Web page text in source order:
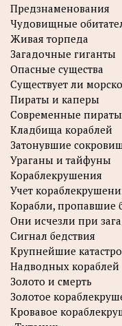
Предзнаменования
Чудовищные
Живая торпеда
Загадочные гиганты
Опасные существа
Существует ли
Пираты и каперы
Современные пираты
Кладбища кораблей
Затонувшие
Ураганы и тайфуны
Кораблекрушения
Учет
Корабли, пропавшие
Они исчезли при
Сигнал бедствия
Крупнейшие
Надводных кораблей
Золото и смерть
Золотое
Кровавое